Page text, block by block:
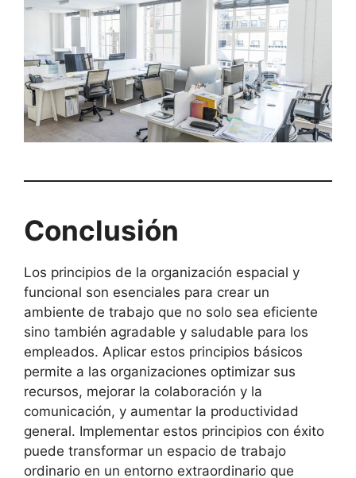
Conclusión
Los principios de la organización espacial y
funcional son esenciales para crear un
ambiente de trabajo que no solo sea eficiente
sino también agradable y saludable para los
empleados. Aplicar estos principios básicos
permite a las organizaciones optimizar sus
recursos, mejorar la colaboración y la
comunicación, y aumentar la productividad
general. Implementar estos principios con éxito
puede transformar un espacio de trabajo
ordinario en un entorno extraordinario que